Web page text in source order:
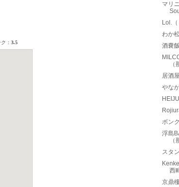
マリ
Lol.
わか
酒嚢
居酒
やな
ボン
浮島
スタ
西
京鼎